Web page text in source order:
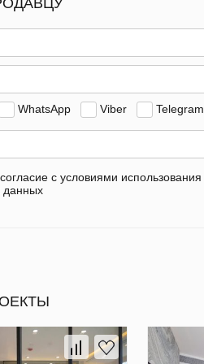
WhatsApp Viber Telegram
с условиями использования
данных